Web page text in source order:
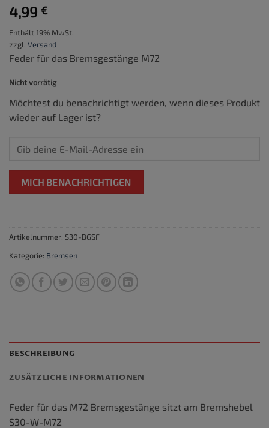
4,99 €
Enthält 19% MwSt.
zzgl. Versand
Feder für das Bremsgestänge M72
Nicht vorrätig
Möchtest du benachrichtigt werden, wenn dieses Produkt
wieder auf Lager ist?
MICH BENACHRICHTIGEN
Artikelnummer: S30-BGSF
Kategorie: Bremsen
BESCHREIBUNG
ZUSÄTZLICHE INFORMATIONEN
Feder für das M72 Bremsgestänge sitzt am Bremshebel
S30-W-M72